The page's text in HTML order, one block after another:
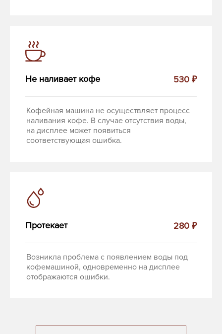
Не наливает кофе 530 ₽
Кофейная машина не осуществляет процесс
наливания кофе. В случае отсутствия воды,
на дисплее может появиться
соответствующая ошибка.
Протекает 280 ₽
Возникла проблема с появлением воды под
кофемашиной, одновременно на дисплее
отображаются ошибки.